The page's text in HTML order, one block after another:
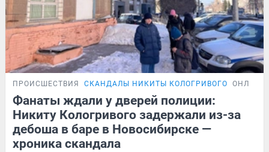
ПРОИСШЕСТВИЯ СКАНДАЛЫ НИКИТЫ КОЛОГРИВОГО
Фанаты ждали у дверей полиции:
Никиту Кологривого задержали из-за
дебоша в баре в Новосибирске —
хроника скандала